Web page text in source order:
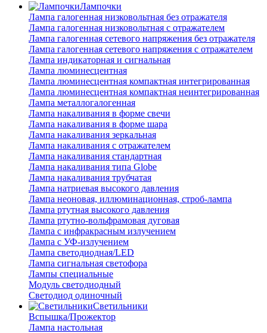
Лампочки
Лампа галогенная низковольтная без отражателя
Лампа галогенная низковольтная с отражателем
Лампа галогенная сетевого напряжения без отражателя
Лампа галогенная сетевого напряжения с отражателем
Лампа индикаторная и сигнальная
Лампа люминесцентная
Лампа люминесцентная компактная интегрированная
Лампа люминесцентная компактная неинтегрированная
Лампа металлогалогенная
Лампа накаливания в форме свечи
Лампа накаливания в форме шара
Лампа накаливания зеркальная
Лампа накаливания с отражателем
Лампа накаливания стандартная
Лампа накаливания типа Globe
Лампа накаливания трубчатая
Лампа натриевая высокого давления
Лампа неоновая, иллюминационная, строб-лампа
Лампа ртутная высокого давления
Лампа ртутно-вольфрамовая дуговая
Лампа с инфракрасным излучением
Лампа с УФ-излучением
Лампа светодиодная/LED
Лампа сигнальная светофора
Лампы специальные
Модуль светодиодный
Светодиод одиночный
Светильники
Вспышка/Прожектор
Лампа настольная